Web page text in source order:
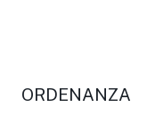
ORDENANZA